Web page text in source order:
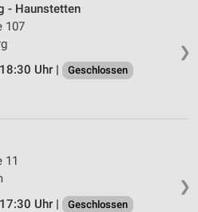
❯
- Haunstetten
107
Uhr |
Geschlossen
❯
11
Uhr |
Geschlossen